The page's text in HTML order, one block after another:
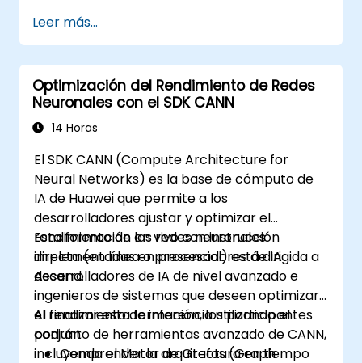
Leer más...
Optimización del Rendimiento de Redes
Neuronales con el SDK CANN
14 Horas
El SDK CANN (Compute Architecture for
Neural Networks) es la base de cómputo de
IA de Huawei que permite a los
desarrolladores ajustar y optimizar el
rendimiento de las redes neuronales
implementadas en procesadores de IA
Ascend.
Esta formación en vivo con instrucción
directa (en línea o presencial) está dirigida a
desarrolladores de IA de nivel avanzado e
ingenieros de sistemas que deseen optimizar
el rendimiento de inferencia utilizando el
conjunto de herramientas avanzado de CANN,
incluyendo el Motor de Grafos (Graph
Al finalizar esta formación, los participantes
podrán:
Comprender la arquitectura en tiempo